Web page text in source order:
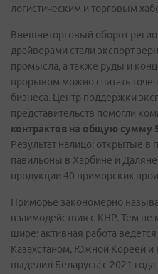
логистическим и торговым
Внешнеторговый оборот
драйверами стали экспорт
промысла, а также руды и
прорывом можно считать
бизнеса. Центр поддержки
представительств помогли
контрактов на общую сумму
Результат налицо: открытые
павильоны в Харбине и
продукции 40 приморских
Приморье закономерно
взаимодействия с КНР. Тем не
шире: активная работа
Казахстаном, Южной Кореей и
выделил Беларусь: с 2021 года